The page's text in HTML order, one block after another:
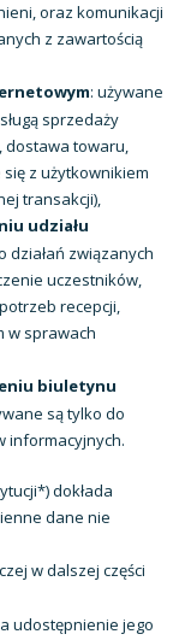
oraz komunikacji
z zawartością
: używane
sprzedaży
dostawa towaru,
z użytkownikiem
transakcji),
udziału
działań związanych
uczestników,
recepcji,
w sprawach
biuletynu
są tylko do
informacyjnych.
dokłada
dane nie
w dalszej części
udostępnienie jego